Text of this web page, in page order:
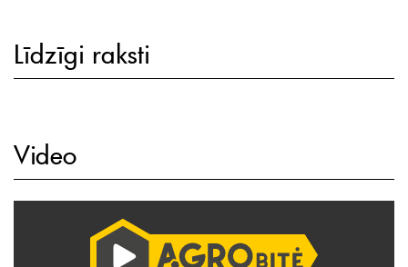
Līdzīgi raksti
Video